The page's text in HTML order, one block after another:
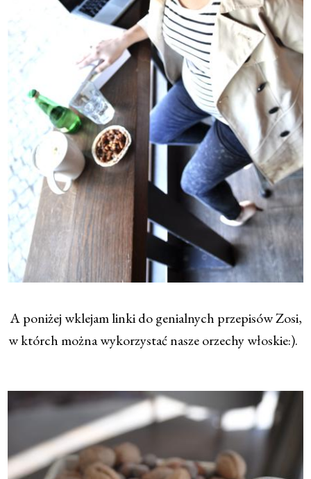
A poniżej wklejam linki do genialnych przepisów Zosi,
w którch można wykorzystać nasze orzechy włoskie:).